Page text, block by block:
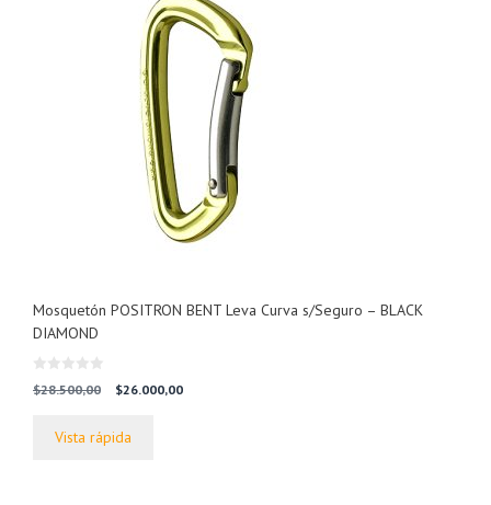
Mosquetón POSITRON BENT Leva Curva s/Seguro – BLACK
DIAMOND
0
d
$28.500,00
El
original
era:
$26.000,00El
Vista rápida